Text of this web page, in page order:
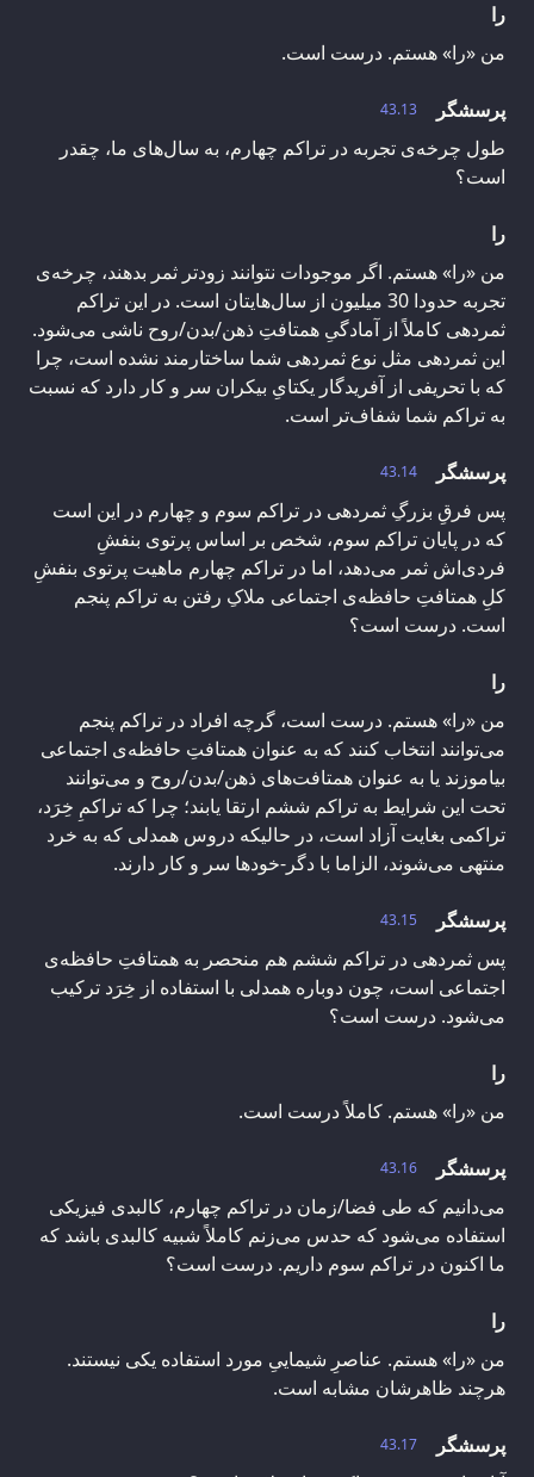
را
من «را» هستم. درست است.
43.13
پرسشگر
طول چرخه‌ی تجربه در تراکم چهارم، به سال‌های ما، چقدر
است؟
را
من «را» هستم. اگر موجودات نتوانند زودتر ثمر بدهند، چرخه‌ی
تجربه حدودا 30 میلیون از سال‌هایتان است. در این تراکم
ثمردهی کاملاً از آمادگیِ همتافتِ ذهن/بدن/روح ناشی می‌شود.
این ثمردهی مثل نوع ثمردهی شما ساختارمند نشده است، چرا
که با تحریفی از آفریدگار یکتایِ بیکران سر و کار دارد که نسبت
به تراکم شما شفاف‌تر است.
43.14
پرسشگر
پس فرقِ بزرگِ ثمردهی در تراکم سوم و چهارم در این است
که در پایان تراکم سوم، شخص بر اساس پرتوی بنفشِ
فردی‌اش ثمر می‌دهد، اما در تراکم چهارم ماهیت پرتوی بنفشِ
کلِ همتافتِ حافظه‌ی اجتماعی ملاکِ رفتن به تراکم پنجم
است. درست است؟
را
من «را» هستم. درست است، گرچه افراد در تراکم پنجم
می‌توانند انتخاب کنند که به عنوان همتافتِ حافظه‌ی اجتماعی
بیاموزند یا به عنوان همتافت‌های ذهن/بدن/روح و می‌توانند
تحت این شرایط به تراکم ششم ارتقا یابند؛ چرا که تراکمِ خِرَد،
تراکمی بغایت آزاد است، در حالیکه دروس همدلی که به خرد
منتهی می‌شوند، الزاما با دگر-خودها سر و کار دارند.
43.15
پرسشگر
پس ثمردهی در تراکم ششم هم منحصر به همتافتِ حافظه‌ی
اجتماعی است، چون دوباره همدلی با استفاده از خِرَد ترکیب
می‌شود. درست است؟
را
من «را» هستم. کاملاً درست است.
43.16
پرسشگر
می‌دانیم که طی فضا/زمان در تراکم چهارم، کالبدی فیزیکی
استفاده می‌شود که حدس می‌زنم کاملاً شبیه کالبدی باشد که
ما اکنون در تراکم سوم داریم. درست است؟
را
من «را» هستم. عناصرِ شیماییِ مورد استفاده یکی نیستند.
هرچند ظاهرشان مشابه است.
43.17
پرسشگر